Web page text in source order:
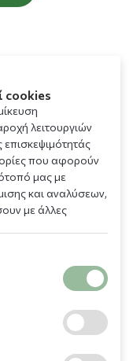
cookies
λειτουργιών
που αφορούν
μας με
και αναλύσεων,
με άλλες